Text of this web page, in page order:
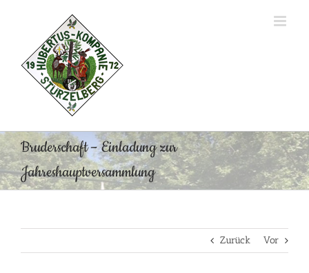
Bruderschaft – Einladung zur
Jahreshauptversammlung
Zurück Vor